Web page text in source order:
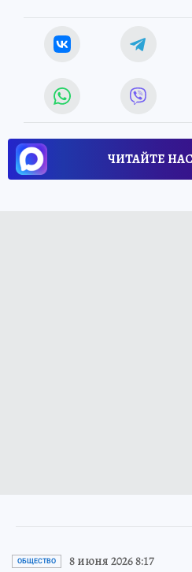
ЧИТАЙТЕ
ОБЩЕСТВО 8 июня 2026 8:17